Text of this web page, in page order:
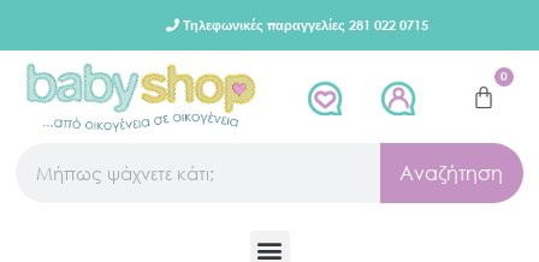
Τηλεφωνικές παραγγελίες 281 022 0715
0
Αναζήτηση